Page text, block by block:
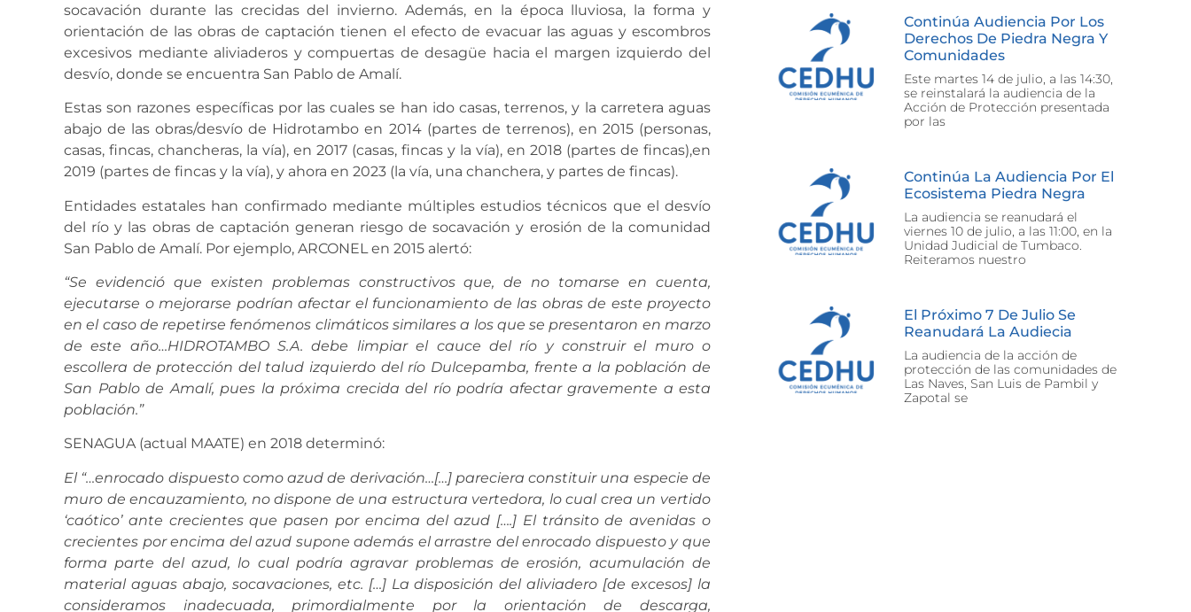
socavación durante las crecidas del invierno. Además, en la época lluviosa, la forma y
orientación de las obras de captación tienen el efecto de evacuar las aguas y escombros
excesivos mediante aliviaderos y compuertas de desagüe hacia el margen izquierdo del
desvío, donde se encuentra San Pablo de Amalí.
Estas son razones específicas por las cuales se han ido casas, terrenos, y la carretera aguas
abajo de las obras/desvío de Hidrotambo en 2014 (partes de terrenos), en 2015 (personas,
casas, fincas, chancheras, la vía), en 2017 (casas, fincas y la vía), en 2018 (partes de fincas),en
2019 (partes de fincas y la vía), y ahora en 2023 (la vía, una chanchera, y partes de fincas).
Entidades estatales han confirmado mediante múltiples estudios técnicos que el desvío
del río y las obras de captación generan riesgo de socavación y erosión de la comunidad
San Pablo de Amalí. Por ejemplo, ARCONEL en 2015 alertó:
“Se evidenció que existen problemas constructivosque, de no tomarse en cuenta,
ejecutarse o mejorarse podrían afectar el funcionamiento de las obras de este proyecto
en el caso de repetirse fenómenos climáticos similares a los que se presentaron en marzo
de este año…HIDROTAMBO S.A. debe limpiar el cauce del río y construir el muro o
escollera de protección del talud izquierdo del río Dulcepamba, frente a la población de
San Pablo de Amalí, pues la próxima crecida del río podría afectar gravemente a esta
población.”
SENAGUA (actual MAATE) en 2018 determinó:
El “…enrocado dispuesto como azud de derivación…[…] pareciera constituir una especie de
muro de encauzamiento, no dispone de una estructura vertedora, lo cual crea un vertido
‘caótico’ ante crecientesque pasen por encima del azud [….] El tránsito de avenidas o
crecientes por encima del azud supone además elarrastre del enrocado dispuesto y que
forma parte del azud, lo cual podría agravar problemas de erosión, acumulación de
material aguas abajo, socavaciones, etc. […] La disposición delaliviadero [de excesos] la
consideramos inadecuada, primordialmente por la orientación de descarga,
Continúa Audiencia Por Los
Derechos De Piedra Negra Y
Comunidades
Este martes 14 de julio, a las 14:30,
se reinstalará la audiencia de la
Acción de Protección presentada
por las
Continúa La Audiencia Por El
Ecosistema Piedra Negra
La audiencia se reanudará el
viernes 10 de julio, a las 11:00, en la
Unidad Judicial de Tumbaco.
Reiteramos nuestro
El Próximo 7 De Julio Se
Reanudará La Audiecia
La audiencia de la acción de
protección de las comunidades de
Las Naves, San Luis de Pambil y
Zapotal se